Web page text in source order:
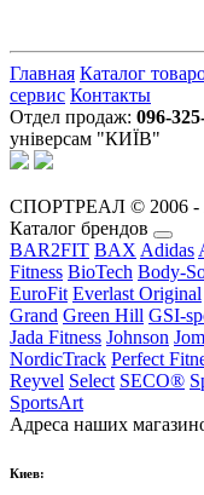
Главная Каталог
сервис Контакты
Отдел продаж: 096-
універсам "КИЇВ"
СПОРТРЕАЛ © 2006 -
Каталог брендов
BAR2FIT BAX Adidas
Fitness BioTech Body-
EuroFit Everlast Original
Grand Green Hill GSI-
Jada Fitness Johnson
NordicTrack Perfect
Reyvel Select SECO®
SportsArt
Адреса наших
Киев: